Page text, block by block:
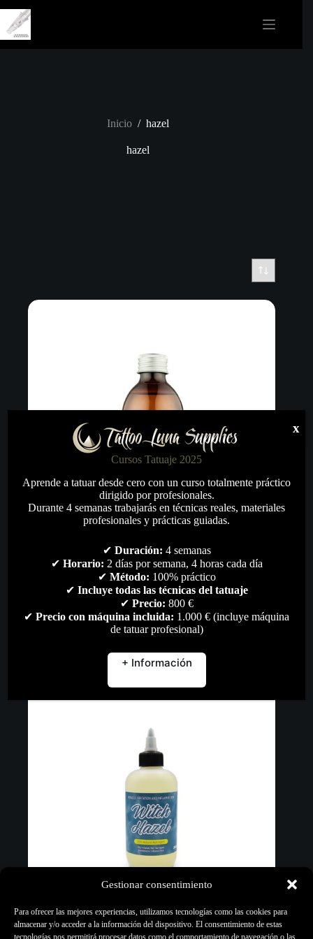
Gestionar consentimiento
Para ofrecer las mejores experiencias, utilizamos tecnologías como las cookies para
almacenar y/o acceder a la información del dispositivo. El consentimiento de estas
tecnologías nos permitirá procesar datos como el comportamiento de navegación o las
contenido
Inicio / hazel
hazel
Aloe Tattoo Witch Hazel
13,00€
Material artístico,Remover & Mixer
Cursos Tatuaje 2025
Aprende a tatuar desde cero con un curso totalmente práctico
dirigido por profesionales.
Durante 4 semanas trabajarás en técnicas reales, materiales
profesionales y prácticas guiadas.
✔ Duración: 4 semanas
✔ Horario: 2 días por semana, 4 horas cada día
✔ Método: 100% práctico
✔ Incluye todas las técnicas del tatuaje
✔ Precio: 800 €
✔ Precio con máquina incluida: 1.000 € (incluye máquina
de tatuar profesional)
+ Información
x